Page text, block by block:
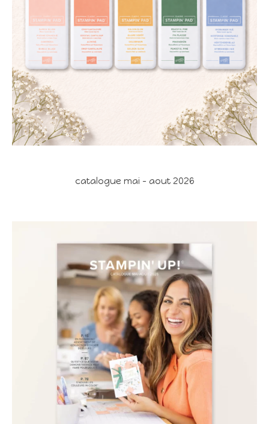
catalogue mai - aout 2026